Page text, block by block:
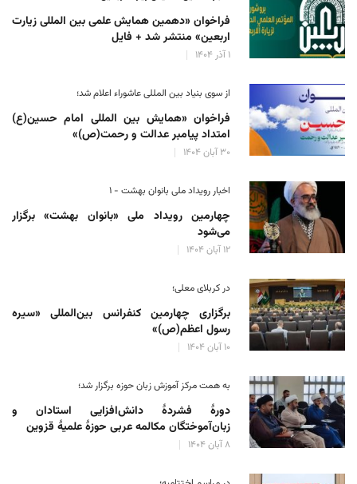
فراخوان «دهمین همایش علمی بین المللی زیارت
اربعین» منتشر شد + فایل
۱ آذر ۱۴۰۴
از سوی بنیاد بین المللی عاشوراء اعلام شد؛
فراخوان «همایش بین المللی امام حسین(ع)
امتداد پیامبر عدالت و رحمت(ص)»
۳۰ آبان ۱۴۰۴
اخبار رویداد ملی بانوان بهشت - ۱
چهارمین رویداد ملی «بانوان بهشت» برگزار
می‌شود
۱۲ آبان ۱۴۰۴
در کربلای معلی؛
برگزاری چهارمین کنفرانس بین‌المللی «سیره
رسول اعظم(ص)»
۱۰ آبان ۱۴۰۴
به همت مرکز آموزش زبان حوزه‌ برگزار شد؛
دورهٔ فشردهٔ دانش‌افزایی استادان و
زبان‌آموختگان مکالمه عربی حوزهٔ علمیهٔ قزوین
۸ آبان ۱۴۰۴